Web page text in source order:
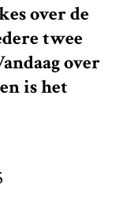
over de
twee
over
is het